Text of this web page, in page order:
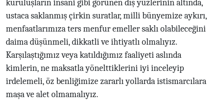
kuruluşların insani gibi görünen dış yüzlerinin altında,
ustaca saklanmış çirkin suratlar, milli bünyemize aykırı,
menfaatlarımıza ters menfur emeller saklı olabileceğini
daima düşünmeli, dikkatli ve ihtiyatlı olmalıyız.
Karşılaştığımız veya katıldığımız faaliyeti aslında
kimlerin, ne maksatla yönelttiklerini iyi inceleyip
irdelemeli, öz benliğimize zararlı yollarda istismarcılara
maşa ve alet olmamalıyız.